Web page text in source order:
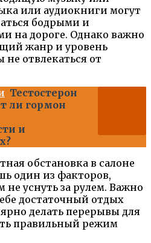
или аудиокниги могут
бодрыми и
на дороге. Однако важно
жанр и уровень
отвлекаться от
Тестостерон
ли гормон
и
обстановка в салоне
один из факторов,
не уснуть за рулем. Важно
достаточный отдых
делать перерывы для
правильный режим